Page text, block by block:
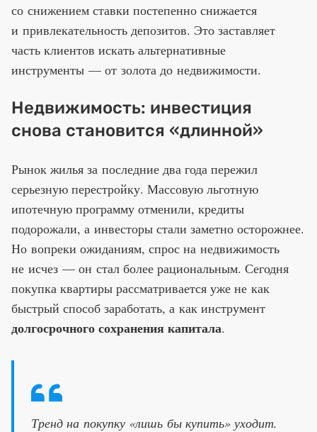
со снижением ставки постепенно снижается
и привлекательность депозитов. Это заставляет
часть клиентов искать альтернативные
инструменты — от золота до недвижимости.
Недвижимость: инвестиция
снова становится «длинной»
Рынок жилья за последние два года пережил
серьезную перестройку. Массовую льготную
ипотечную программу отменили, кредиты
подорожали, а инвесторы стали заметно осторожнее.
Но вопреки ожиданиям, спрос на недвижимость
не исчез — он стал более рациональным. Сегодня
покупка квартиры рассматривается уже не как
быстрый способ заработать, а как инструмент
долгосрочного сохранения капитала.
Тренд на покупку «лишь бы купить» уходит.